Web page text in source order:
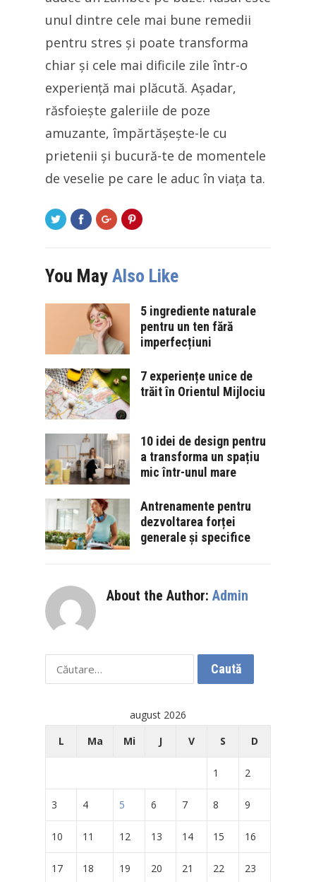
unul dintre cele mai bune remedii
pentru stres și poate transforma
chiar și cele mai dificile zile într-o
experiență mai plăcută. Așadar,
răsfoiește galeriile de poze
amuzante, împărtășește-le cu
prietenii și bucură-te de momentele
de veselie pe care le aduc în viața ta.
You May Also Like
5 ingrediente naturale
pentru un ten fără
imperfecțiuni
7 experiențe unice de
trăit în Orientul Mijlociu
10 idei de design pentru
a transforma un spațiu
mic într-unul mare
Antrenamente pentru
dezvoltarea forței
generale și specifice
About the Author: Admin
Caută
după:
august 2026
L
Ma Mi J V S D
1 2
3 4 5 6 7 8 9
10 11 12 13 14 15 16
17 18 19 20 21 22 23